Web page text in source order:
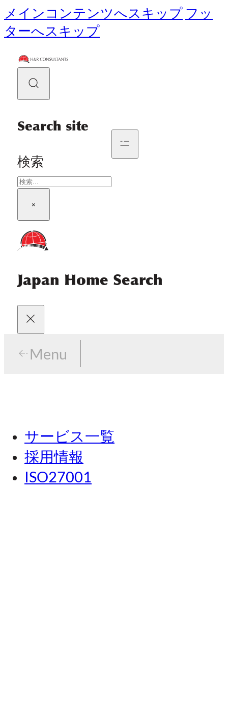
メインコンテンツへスキップ フッ
ターへスキップ
Search site
検索
×
Japan Home Search
Menu
サービス一覧
採用情報
ISO27001